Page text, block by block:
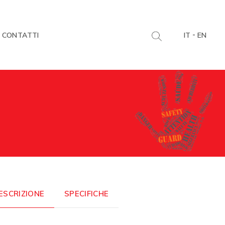
CONTATTI IT - EN
SPECIFICHE